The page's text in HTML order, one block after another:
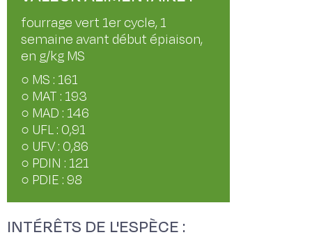
fourrage vert 1er cycle, 1
semaine avant début épiaison,
en g/kg MS
○ MS : 161
○ MAT : 193
○ MAD : 146
○ UFL : 0,91
○ UFV : 0,86
○ PDIN : 121
○ PDIE : 98
INTÉRÊTS DE L'ESPÈCE :